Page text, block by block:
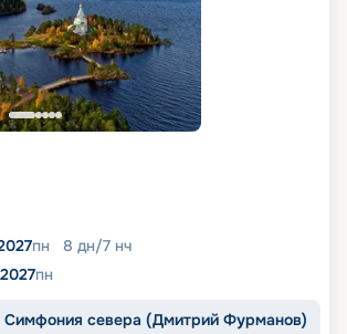
пн 8 дн/7 нч
пн
Симфония севера (Дмитрий Фурманов)